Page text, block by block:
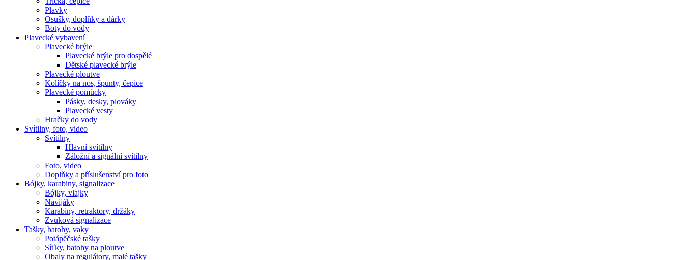
Plavky
Osušky, doplňky a dárky
Boty do vody
Plavecké vybavení
Plavecké brýle
Plavecké brýle pro dospělé
Dětské plavecké brýle
Plavecké ploutve
Kolíčky na nos, špunty, čepice
Plavecké pomůcky
Pásky, desky, plováky
Plavecké vesty
Hračky do vody
Svítilny, foto, video
Svítilny
Hlavní svítilny
Záložní a signální svítilny
Foto, video
Doplňky a příslušenství pro foto
Bójky, karabiny, signalizace
Bójky, vlajky
Navijáky
Karabiny, retraktory, držáky
Zvuková signalizace
Tašky, batohy, vaky
Potápěčské tašky
Síťky, batohy na ploutve
Obaly na regulátory, malé tašky